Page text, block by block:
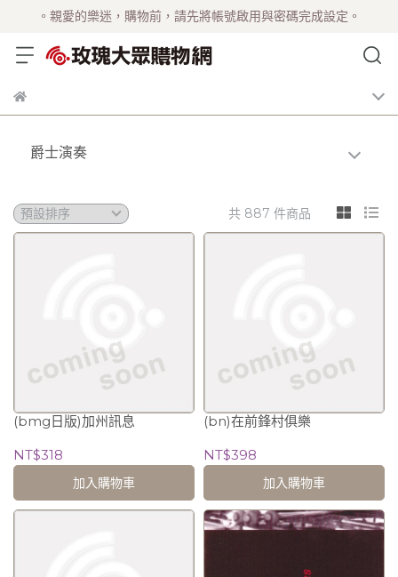
。親愛的樂迷，購物前，請先將帳號啟用與密碼完成設定。
爵士演奏
共 887 件商品
(bmg日版)加州訊息
NT$318
加入購物車
(bn)在前鋒村俱樂
NT$398
加入購物車